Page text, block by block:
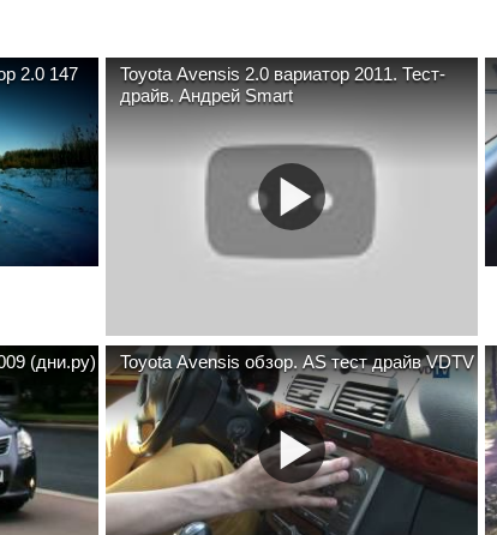
2.0 147
Toyota Avensis 2.0 вариатор 2011. Тест-
драйв. Андрей Smart
(дни.ру) Toyota Avensis обзор. AS тест драйв VDTV